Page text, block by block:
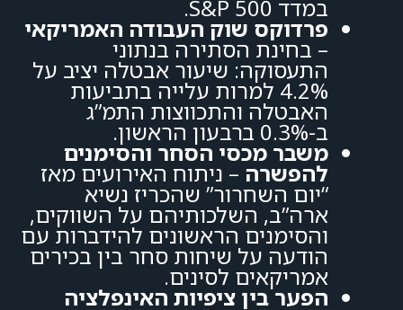
במדד S&P 500.
פרדוקס שוק העבודה האמריקאי
– בחינת הסתירה בנתוני
התעסוקה: שיעור אבטלה יציב על
4.2% למרות עלייה בתביעות
האבטלה והתכווצות התמ”ג
ב-0.3% ברבעון הראשון.
משבר מכסי הסחר והסימנים
להפשרה – ניתוח האירועים מאז
“יום השחרור” שהכריז נשיא
ארה”ב, השלכותיהם על השווקים,
והסימנים הראשונים להידברות עם
הודעה על שיחות סחר בין בכירים
אמריקאים לסינים.
הפער בין ציפיות האינפלציה